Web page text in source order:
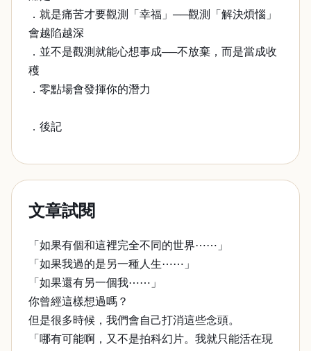
．就是痛苦才要觀測「幸福」──觀測「解決煩惱」
會越陷越深
．並不是觀測就能心想事成──不放棄，而是當成收
穫
．零點場會發揮你的潛力
．後記
文章試閱
「如果有個和這裡完全不同的世界⋯⋯」
「如果我過的是另一種人生⋯⋯」
「如果還有另一個我⋯⋯」
你曾經這樣想過嗎？
但是很多時候，我們會自己打消這些念頭。
「哪有可能啊，又不是拍科幻片。我就只能活在現